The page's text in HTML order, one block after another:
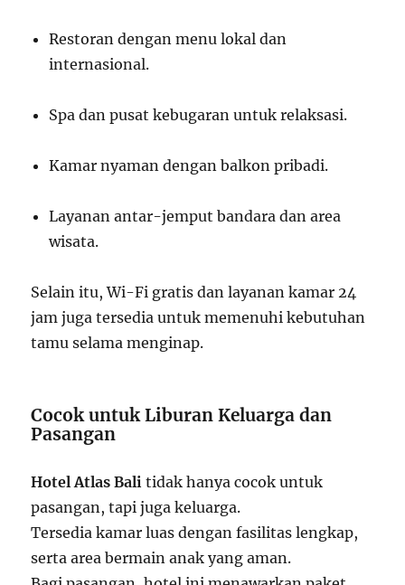
Restoran dengan menu lokal dan
internasional.
Spa dan pusat kebugaran untuk relaksasi.
Kamar nyaman dengan balkon pribadi.
Layanan antar-jemput bandara dan area
wisata.
Selain itu, Wi-Fi gratis dan layanan kamar 24
jam juga tersedia untuk memenuhi kebutuhan
tamu selama menginap.
Cocok untuk Liburan Keluarga dan
Pasangan
Hotel Atlas Bali tidak hanya cocok untuk
pasangan, tapi juga keluarga.
Tersedia kamar luas dengan fasilitas lengkap,
serta area bermain anak yang aman.